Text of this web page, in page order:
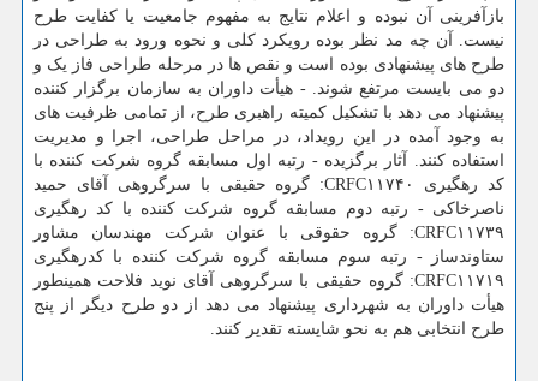
بازآفرینی آن نبوده و اعلام نتایج به مفهوم جامعیت یا کفایت طرح
نیست. آن چه مد نظر بوده رویکرد کلی و نحوه ورود به طراحی در
طرح های پیشنهادی بوده است و نقص ها در مرحله طراحی فاز یک و
دو می بایست مرتفع شوند. - هیأت داوران به سازمان برگزار کننده
پیشنهاد می دهد با تشکیل کمیته راهبری طرح، از تمامی ظرفیت های
به وجود آمده در این رویداد، در مراحل طراحی، اجرا و مدیریت
استفاده کنند. آثار برگزیده - رتبه اول مسابقه گروه شرکت کننده با
کد رهگیری CRFC۱۱۷۴۰: گروه حقیقی با سرگروهی آقای حمید
ناصرخاکی - رتبه دوم مسابقه گروه شرکت کننده با کد رهگیری
CRFC۱۱۷۳۹: گروه حقوقی با عنوان شرکت مهندسان مشاور
ستاوندساز - رتبه سوم مسابقه گروه شرکت کننده با کدرهگیری
CRFC۱۱۷۱۹: گروه حقیقی با سرگروهی آقای نوید فلاحت همینطور
هیأت داوران به شهرداری پیشنهاد می دهد از دو طرح دیگر از پنج
طرح انتخابی هم به نحو شایسته تقدیر کنند.